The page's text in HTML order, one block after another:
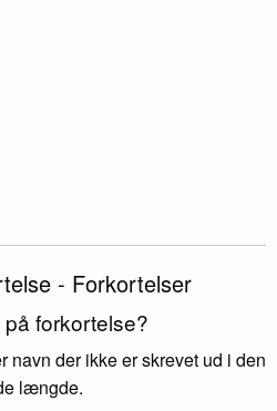
- Forkortelser
forkortelse?
navn der ikke er skrevet ud i den
længde.